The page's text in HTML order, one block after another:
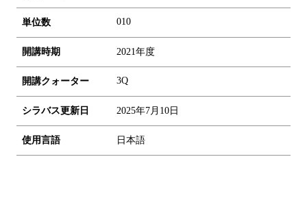
単位数 010
開講時期 2021年度
開講クォーター 3Q
シラバス更新日 2025年7月10日
使用言語 日本語